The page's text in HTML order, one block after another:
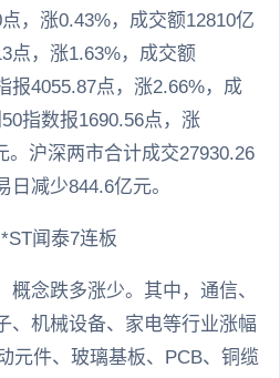
，涨0.43%，成交额12810亿
点，涨1.63%，成交额
报4055.87点，涨2.66%，成
指数报1690.56点，涨
。沪深两市合计成交27930.26
减少844.6亿元。
闻泰7连板
念跌多涨少。其中，通信、
、机械设备、家电等行业涨幅
元件、玻璃基板、PCB、铜缆